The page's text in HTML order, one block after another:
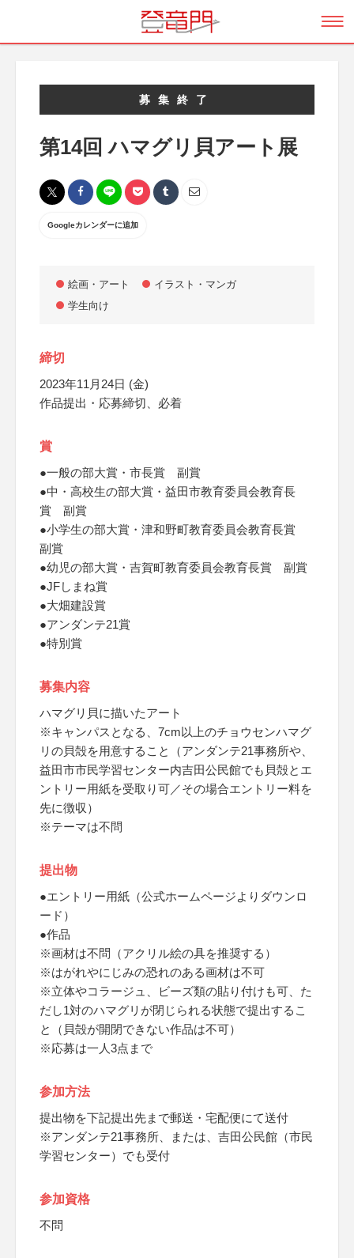
募集終了
第14回 ハマグリ貝アート展
Googleカレンダーに追加
絵画・アート
イラスト・マンガ
学生向け
締切
2023年11月24日 (金)
作品提出・応募締切、必着
賞
●一般の部大賞・市長賞 副賞
●中・高校生の部大賞・益田市教育委員会教育長
賞 副賞
●小学生の部大賞・津和野町教育委員会教育長賞
副賞
●幼児の部大賞・吉賀町教育委員会教育長賞 副賞
●JFしまね賞
●大畑建設賞
●アンダンテ21賞
●特別賞
募集内容
ハマグリ貝に描いたアート
※キャンパスとなる、7cm以上のチョウセンハマグ
リの貝殻を用意すること（アンダンテ21事務所や、
益田市市民学習センター内吉田公民館でも貝殻とエ
ントリー用紙を受取り可／その場合エントリー料を
先に徴収）
※テーマは不問
提出物
●エントリー用紙（公式ホームページよりダウンロ
ード）
●作品
※画材は不問（アクリル絵の具を推奨する）
※はがれやにじみの恐れのある画材は不可
※立体やコラージュ、ビーズ類の貼り付けも可、た
だし1対のハマグリが閉じられる状態で提出するこ
と（貝殻が開閉できない作品は不可）
※応募は一人3点まで
参加方法
提出物を下記提出先まで郵送・宅配便にて送付
※アンダンテ21事務所、または、吉田公民館（市民
学習センター）でも受付
参加資格
不問